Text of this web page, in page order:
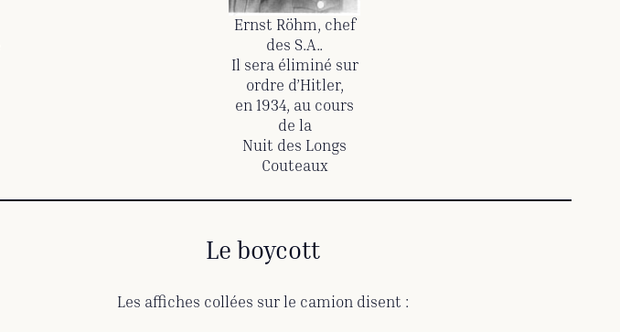
Ernst Röhm, chef
des S.A..
Il sera éliminé sur
ordre d’Hitler,
en 1934, au cours
de la
Nuit des Longs
Couteaux
Le boycott
Les affiches collées sur le camion disent :